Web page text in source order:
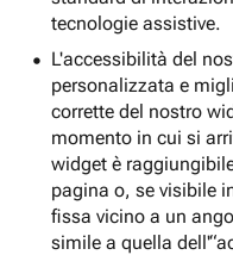
tecnologie assistive.
L'accessibilità del
personalizzata e
corrette del nostro
momento in cui si
widget è
pagina o, se visibile
fissa vicino a un
simile a quella